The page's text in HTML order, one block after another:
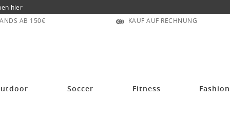
hier
AB 150€
KAUF AUF RECHNUNG
Soccer Fitness Fashion